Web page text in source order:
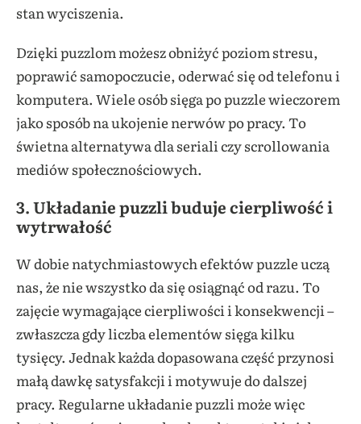
stan wyciszenia.
Dzięki puzzlom możesz obniżyć poziom stresu,
poprawić samopoczucie, oderwać się od telefonu i
komputera. Wiele osób sięga po puzzle wieczorem
jako sposób na ukojenie nerwów po pracy. To
świetna alternatywa dla seriali czy scrollowania
mediów społecznościowych.
3. Układanie puzzli buduje cierpliwość i
wytrwałość
W dobie natychmiastowych efektów puzzle uczą
nas, że nie wszystko da się osiągnąć od razu. To
zajęcie wymagające cierpliwości i konsekwencji –
zwłaszcza gdy liczba elementów sięga kilku
tysięcy. Jednak każda dopasowana część przynosi
małą dawkę satysfakcji i motywuje do dalszej
pracy. Regularne układanie puzzli może więc